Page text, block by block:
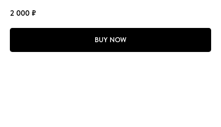
2 000 ₽
BUY NOW